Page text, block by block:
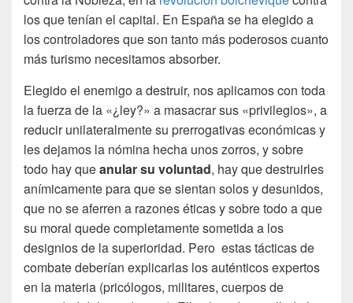
los que tenían el capital. En España se ha elegido a
los controladores que son tanto más poderosos cuanto
más turismo necesitamos absorber.
Elegido el enemigo a destruir, nos aplicamos con toda
la fuerza de la «¿ley?» a masacrar sus «privilegios», a
reducir unilateralmente su prerrogativas económicas y
les dejamos la nómina hecha unos zorros, y sobre
todo hay queanular su voluntad, hay que destruirles
anímicamente para que se sientan solos y desunidos,
que no se aferren a razones éticas y sobre todo a que
su moral quede completamente sometida a los
designios de la superioridad. Pero estas tácticas de
combate deberían explicarlas los auténticos expertos
en la materia (pricólogos, militares, cuerpos de